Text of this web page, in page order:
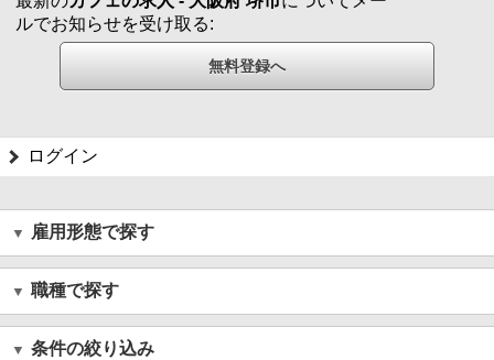
ルでお知らせを受け取る:
ログイン
雇用形態で探す
職種で探す
条件の絞り込み